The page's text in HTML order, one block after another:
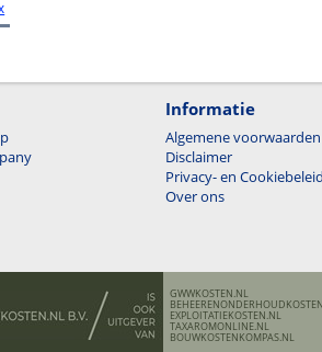
Informatie
Algemene voorwaarden
Disclaimer
Privacy- en Cookiebeleid
Over ons
GWWKOSTEN.NL
EXPLOITATIEKOSTEN.NL
TAXAROMONLINE.NL
BOUWKOSTENKOMPAS.NL